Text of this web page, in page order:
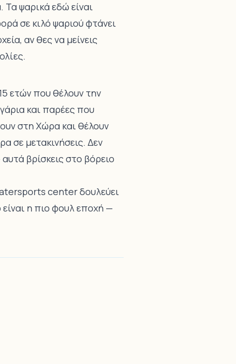
Τα ψαρικά εδώ είναι
σε κιλό ψαριού φτάνει
αν θες να μείνεις
ετών που θέλουν την
και παρέες που
στη Χώρα και θέλουν
σε μετακινήσεις. Δεν
βρίσκεις στο βόρειο
center δουλεύει
η πιο φουλ εποχή —